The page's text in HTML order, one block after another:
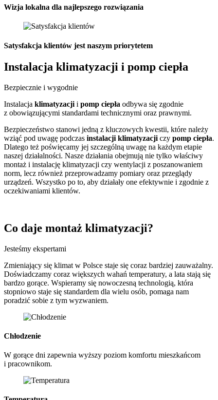
Wizja lokalna dla najlepszego rozwiązania
Satysfakcja klientów jest naszym priorytetem
Instalacja klimatyzacji i pomp ciepła
Bezpiecznie i wygodnie
Instalacja klimatyzacji i pomp ciepła odbywa się zgodnie
z obowiązującymi standardami technicznymi oraz prawnymi.
Bezpieczeństwo stanowi jedną z kluczowych kwestii, które należy
wziąć pod uwagę podczas instalacji klimatyzacji czy pomp ciepła.
Dlatego też poświęcamy jej szczególną uwagę na każdym etapie
naszej działalności. Nasze działania obejmują nie tylko właściwy
montaż i instalację klimatyzacji czy wentylacji z poszanowaniem
norm, lecz również przeprowadzamy pomiary oraz przeglądy
urządzeń. Wszystko po to, aby działały one efektywnie i zgodnie z
oczekiwaniami klientów.
Co daje montaż klimatyzacji?
Jesteśmy ekspertami
Zmieniający się klimat w Polsce staje się coraz bardziej zauważalny.
Doświadczamy coraz większych wahań temperatury, a lata stają się
bardzo gorące. Wspieramy się nowoczesną technologią, która
stopniowo staje się standardem dla wielu osób, pomaga nam
poradzić sobie z tym wyzwaniem.
Chłodzenie
W gorące dni zapewnia wyższy poziom komfortu mieszkańcom
i pracownikom.